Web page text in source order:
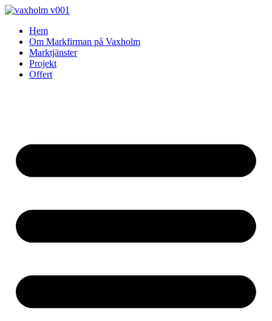
Skip
contentHem
Om Markfirman på Vaxholm
Marktjänster
Projekt
Offert